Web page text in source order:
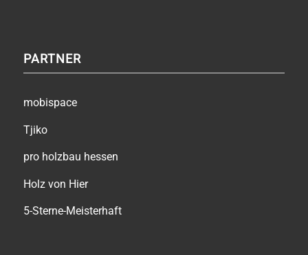
PARTNER
mobispace
Tjiko
pro holzbau hessen
Holz von Hier
5-Sterne-Meisterhaft